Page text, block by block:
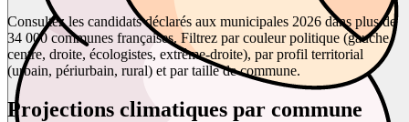
Consultez les candidats déclarés aux municipales 2026 dans plus de
34 000 communes françaises. Filtrez par couleur politique (gauche,
centre, droite, écologistes, extrême-droite), par profil territorial
(urbain, périurbain, rural) et par taille de commune.
Projections climatiques par commune